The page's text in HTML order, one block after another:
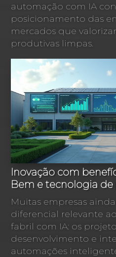
automação com IA
posicionamento das
mercados que
produtivas limpas.
Inovação com
Bem e tecnologia
Muitas empresas
diferencial relevante
fabril com IA: os
desenvolvimento e
automações